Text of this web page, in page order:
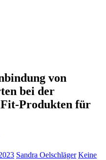
von
bei der
Produkten für
Sandra Oelschläger Keine